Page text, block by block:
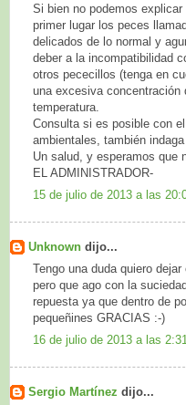
Si bien no podemos
primer lugar los peces
delicados de lo normal y
deber a la incompatibilidad
otros pececillos (tenga en
una excesiva concentración
temperatura.
Consulta si es posible con
ambientales, también
Un salud, y esperamos que
EL ADMINISTRADOR-
15 de julio de 2013 a las
Unknown dijo...
Tengo una duda quiero
pero que ago con la
repuesta ya que dentro de
pequeñines GRACIAS :-)
16 de julio de 2013 a las
Sergio Martínez dijo...